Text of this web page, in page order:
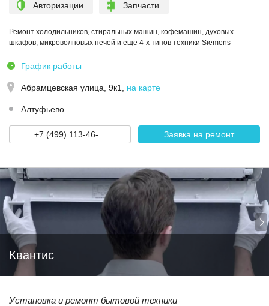
Авторизации Запчасти
Ремонт холодильников, стиральных машин, кофемашин, духовых
шкафов, микроволновых печей и еще 4-х типов техники Siemens
График работы
Абрамцевская улица, 9к1 на карте
Алтуфьево
+7 (499) 113-46-... Заявка на ремонт
Квантис
Установка и ремонт бытовой техники